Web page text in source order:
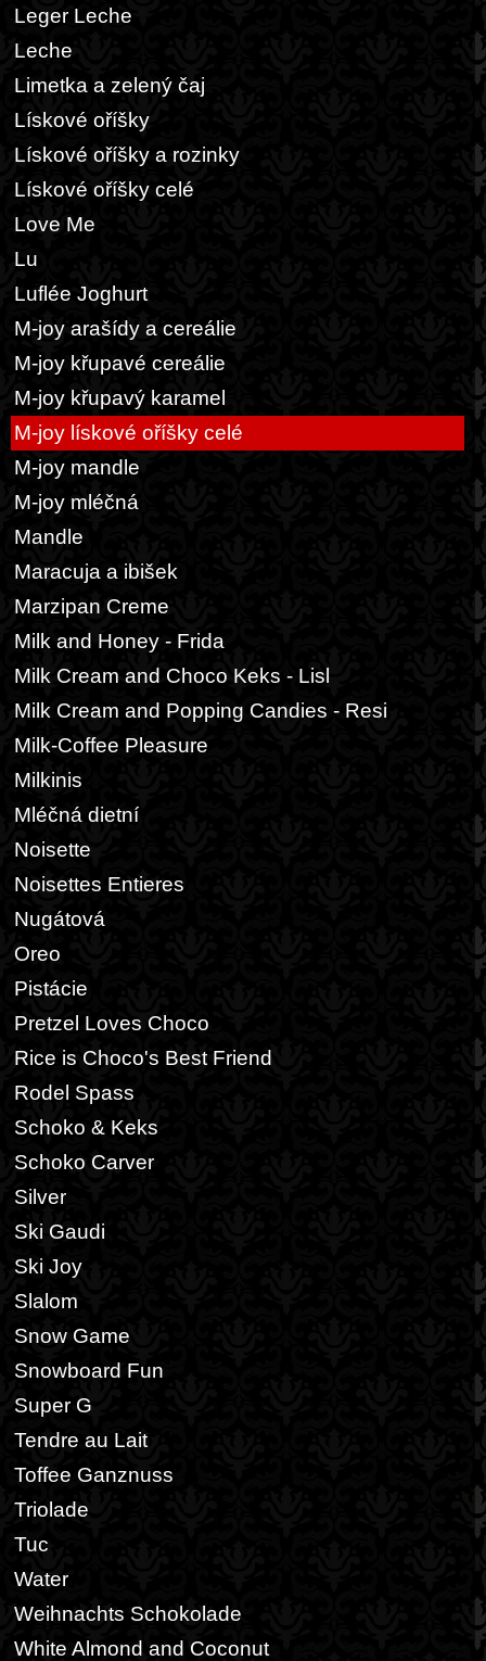
Leger Leche
Leche
Limetka a zelený čaj
Lískové oříšky
Lískové oříšky a rozinky
Lískové oříšky celé
Love Me
Lu
Luflée Joghurt
M-joy arašídy a cereálie
M-joy křupavé cereálie
M-joy křupavý karamel
M-joy lískové oříšky celé
M-joy mandle
M-joy mléčná
Mandle
Maracuja a ibišek
Marzipan Creme
Milk and Honey - Frida
Milk Cream and Choco Keks - Lisl
Milk Cream and Popping Candies - Resi
Milk-Coffee Pleasure
Milkinis
Mléčná dietní
Noisette
Noisettes Entieres
Nugátová
Oreo
Pistácie
Pretzel Loves Choco
Rice is Choco's Best Friend
Rodel Spass
Schoko & Keks
Schoko Carver
Silver
Ski Gaudi
Ski Joy
Slalom
Snow Game
Snowboard Fun
Super G
Tendre au Lait
Toffee Ganznuss
Triolade
Tuc
Water
Weihnachts Schokolade
White Almond and Coconut